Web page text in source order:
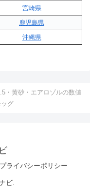
宮崎県
鹿児島県
沖縄県
・黄砂・エアロゾルの数値
グ
プライバシーポリシー
ビ.